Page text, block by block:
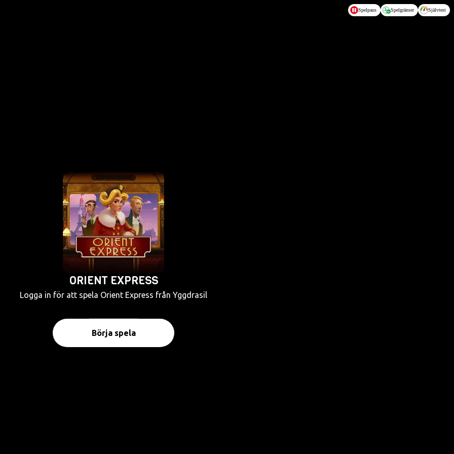
Spelpaus Spelgränser Självtest
ORIENT EXPRESS
Logga in för att spela Orient Express från Yggdrasil
Börja spela